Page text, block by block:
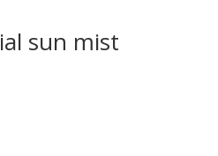
sun mist